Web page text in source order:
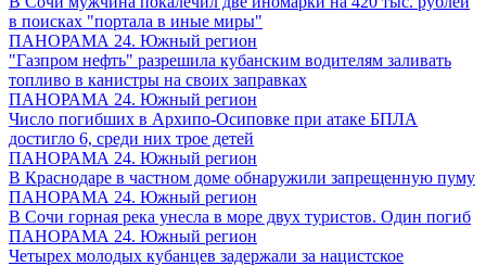
в поисках "портала в иные миры"
ПАНОРАМА 24. Южный регион
"Газпром нефть" разрешила кубанским водителям заливать
топливо в канистры на своих заправках
ПАНОРАМА 24. Южный регион
Число погибших в Архипо-Осиповке при атаке БПЛА
достигло 6, среди них трое детей
ПАНОРАМА 24. Южный регион
В Краснодаре в частном доме обнаружили запрещенную пуму
ПАНОРАМА 24. Южный регион
В Сочи горная река унесла в море двух туристов. Один погиб
ПАНОРАМА 24. Южный регион
Четырех молодых кубанцев задержали за нацистское